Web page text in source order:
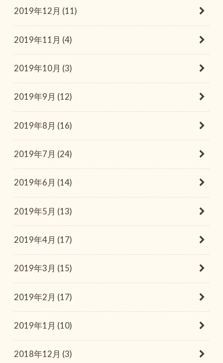
2019年12月 (11)
2019年11月 (4)
2019年10月 (3)
2019年9月 (12)
2019年8月 (16)
2019年7月 (24)
2019年6月 (14)
2019年5月 (13)
2019年4月 (17)
2019年3月 (15)
2019年2月 (17)
2019年1月 (10)
2018年12月 (3)